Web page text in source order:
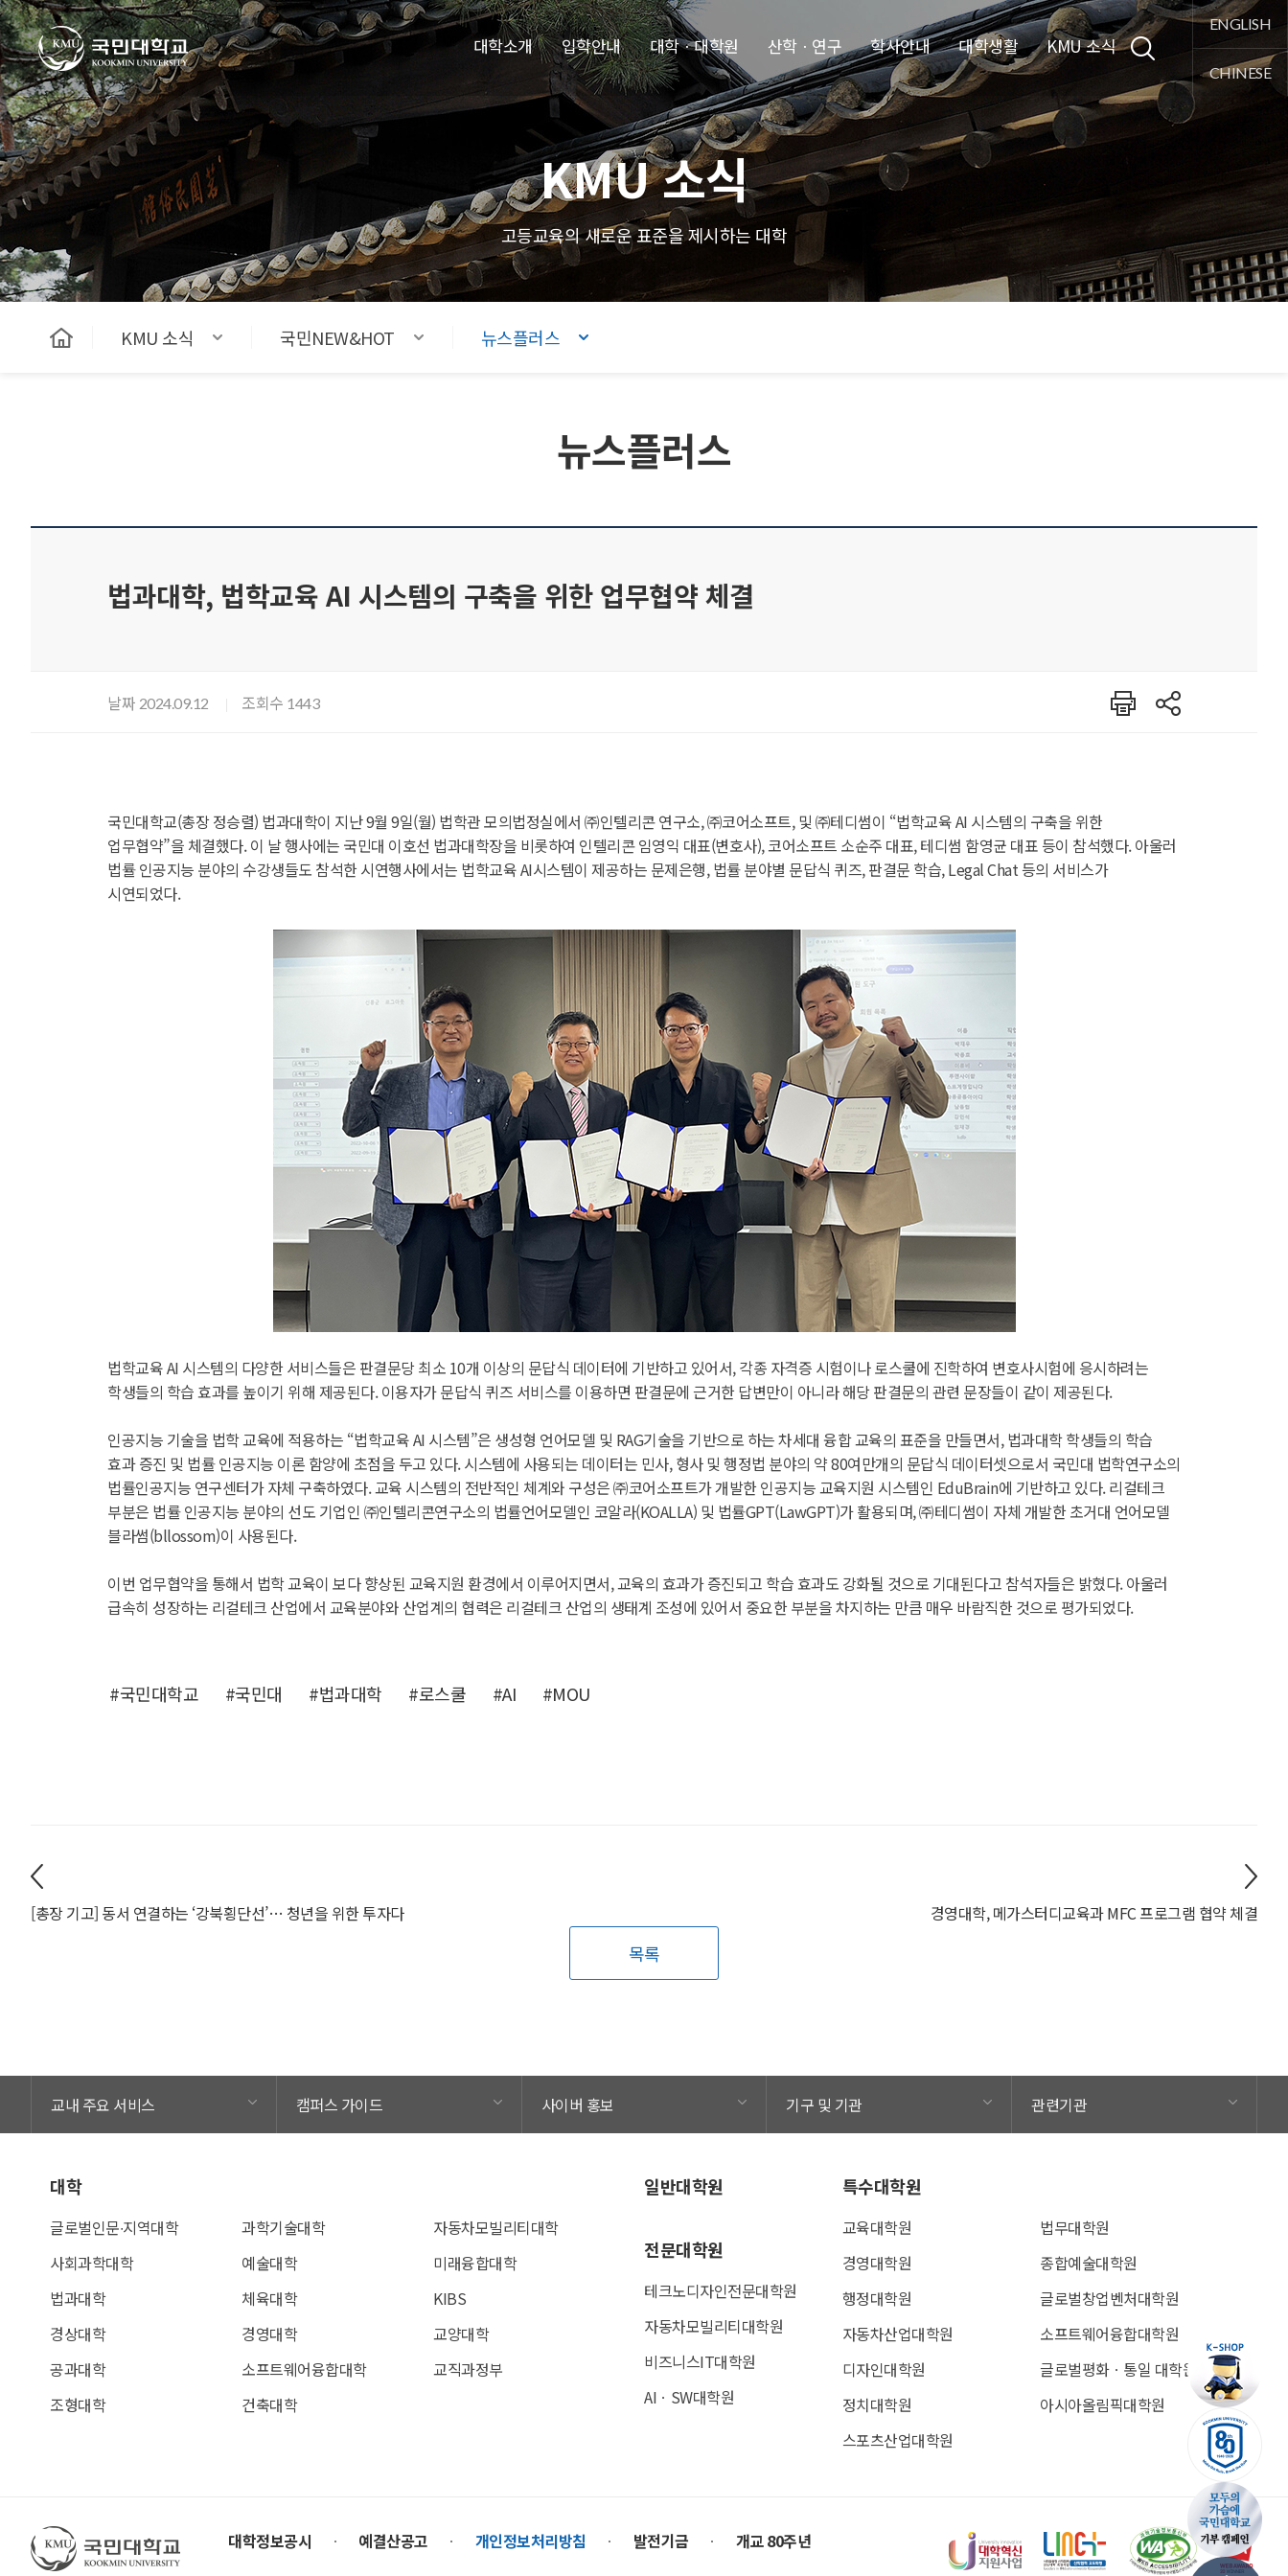
주메뉴 바로가기
본문내용 바로가기
푸터 바로가기
국민대학교
대학소개 입학안내 대학ㆍ대학원 산학ㆍ연구 학사안내 대학생활 KMU 소식
통합검색
ENGLISH
CHINESE
KMU 소식
고등교육의 새로운 표준을 제시하는 대학
KMU 소식 국민NEW&HOT 뉴스플러스
뉴스플러스
법과대학, 법학교육 AI 시스템의 구축을 위한 업무협약 체결
날짜 2024.09.12 조회수 1443 인쇄 공유
국민대학교(총장 정승렬) 법과대학이 지난 9월 9일(월) 법학관 모의법정실에서 ㈜인텔리콘 연구소, ㈜코어소프트, 및 ㈜테디썸이 “법학교육 AI 시스템의 구축을 위한
업무협약”을 체결했다. 이 날 행사에는 국민대 이호선 법과대학장을 비롯하여 인텔리콘 임영익 대표(변호사), 코어소프트 소순주 대표, 테디썸 함영균 대표 등이 참석했다. 아울러
법률 인공지능 분야의 수강생들도 참석한 시연행사에서는 법학교육 AI시스템이 제공하는 문제은행, 법률 분야별 문답식 퀴즈, 판결문 학습, Legal Chat 등의 서비스가
시연되었다.
법학교육 AI 시스템의 다양한 서비스들은 판결문당 최소 10개 이상의 문답식 데이터에 기반하고 있어서, 각종 자격증 시험이나 로스쿨에 진학하여 변호사시험에 응시하려는
학생들의 학습 효과를 높이기 위해 제공된다. 이용자가 문답식 퀴즈 서비스를 이용하면 판결문에 근거한 답변만이 아니라 해당 판결문의 관련 문장들이 같이 제공된다.
인공지능 기술을 법학 교육에 적용하는 “법학교육 AI 시스템”은 생성형 언어모델 및 RAG기술을 기반으로 하는 차세대 융합 교육의 표준을 만들면서, 법과대학 학생들의 학습
효과 증진 및 법률 인공지능 이론 함양에 초점을 두고 있다. 시스템에 사용되는 데이터는 민사, 형사 및 행정법 분야의 약 80여만개의 문답식 데이터셋으로서 국민대 법학연구소의
법률인공지능 연구센터가 자체 구축하였다. 교육 시스템의 전반적인 체계와 구성은 ㈜코어소프트가 개발한 인공지능 교육지원 시스템인 EduBrain에 기반하고 있다. 리걸테크
부분은 법률 인공지능 분야의 선도 기업인 ㈜인텔리콘연구소의 법률언어모델인 코알라(KOALLA) 및 법률GPT(LawGPT)가 활용되며, ㈜테디썸이 자체 개발한 초거대 언어모델
블라썸(bllossom)이 사용된다.
이번 업무협약을 통해서 법학 교육이 보다 향상된 교육지원 환경에서 이루어지면서, 교육의 효과가 증진되고 학습 효과도 강화될 것으로 기대된다고 참석자들은 밝혔다. 아울러
급속히 성장하는 리걸테크 산업에서 교육분야와 산업계의 협력은 리걸테크 산업의 생태계 조성에 있어서 중요한 부분을 차지하는 만큼 매우 바람직한 것으로 평가되었다.
#국민대학교 #국민대 #법과대학 #로스쿨 #AI #MOU
[총장 기고] 동서 연결하는 ‘강북횡단선’… 청년을 위한 투자다 경영대학, 메가스터디교육과 MFC 프로그램 협약 체결
목록
교내 주요 서비스 캠퍼스 가이드 사이버 홍보 기구 및 기관 관련기관
대학
글로벌인문∙지역대학
사회과학대학
법과대학
경상대학
공과대학
조형대학
과학기술대학
예술대학
체육대학
경영대학
소프트웨어융합대학
건축대학
자동차모빌리티대학
미래융합대학
KIBS
교양대학
교직과정부
일반대학원
전문대학원
테크노디자인전문대학원
자동차모빌리티대학원
비즈니스IT대학원
AIㆍSW대학원
특수대학원
교육대학원
경영대학원
행정대학원
자동차산업대학원
디자인대학원
정치대학원
스포츠산업대학원
법무대학원
종합예술대학원
글로벌창업벤처대학원
소프트웨어융합대학원
글로벌평화ㆍ통일 대학원
아시아올림픽대학원
국민대학교 대학정보공시 예결산공고 개인정보처리방침 발전기금 개교 80주년